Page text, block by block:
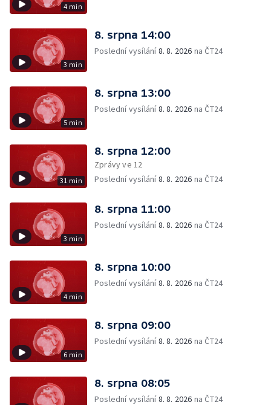
4 min
3 min
8. srpna 14:00
Poslední vysílání8. 8. 2026 na ČT24
5 min
8. srpna 13:00
Poslední vysílání8. 8. 2026 na ČT24
31 min
8. srpna 12:00
Zprávy ve 12
Poslední vysílání8. 8. 2026 na ČT24
3 min
8. srpna 11:00
Poslední vysílání8. 8. 2026 na ČT24
4 min
8. srpna 10:00
Poslední vysílání8. 8. 2026 na ČT24
6 min
8. srpna 09:00
Poslední vysílání8. 8. 2026 na ČT24
8. srpna 08:05
Poslední vysílání8. 8. 2026 na ČT24